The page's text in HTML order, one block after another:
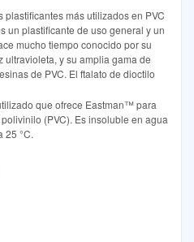
más utilizados en PVC
un plastificante de uso general y un
mucho tiempo conocido por su
y su amplia gama de
de PVC. El ftalato de dioctilo
que ofrece Eastman™ para
(PVC). Es insoluble en agua
25 °C.